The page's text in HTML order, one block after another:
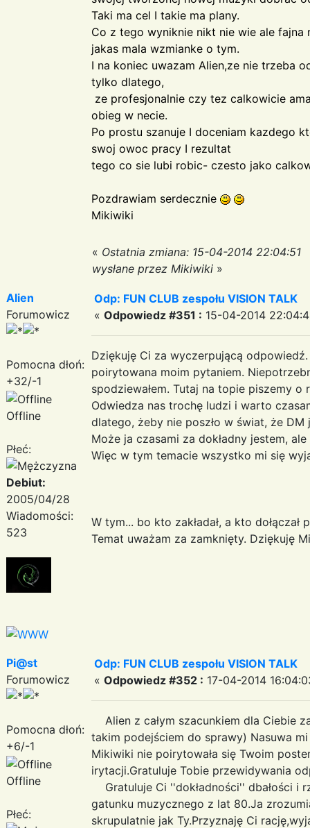
Taki ma cel I takie ma plany.
Co z tego wyniknie nikt nie wie ale
jakas mala wzmianke o tym.
I na koniec uwazam Alien,ze nie trzeba
tylko dlatego,
ze profesjonalnie czy tez calkowicie
obieg w necie.
Po prostu szanuje I doceniam kazdego
swoj owoc pracy I rezultat
tego co sie lubi robic- czesto jako
Pozdrawiam serdecznie
Mikiwiki
« Ostatnia zmiana: 15-04-2014 22:04:51
wysłane przez Mikiwiki »
Alien
Forumowicz
Pomocna dłoń:
+32/-1
Offline
Płeć:
Debiut:
2005/04/28
Wiadomości:
523
Odp: FUN CLUB zespołu VISION TALK
« Odpowiedz #351 : 15-04-2014
Dziękuję Ci za wyczerpującą
poirytowana moim pytaniem.
spodziewałem. Tutaj na topie piszemy
Odwiedza nas trochę ludzi i warto
dlatego, żeby nie poszło w świat, że DM
Może ja czasami za dokładny jestem,
Więc w tym temacie wszystko mi się
W tym... bo kto zakładał, a kto
Temat uważam za zamknięty. Dziękuję
Pi@st
Forumowicz
Pomocna dłoń:
+6/-1
Offline
Płeć:
Odp: FUN CLUB zespołu VISION TALK
« Odpowiedz #352 : 17-04-2014
Alien z całym szacunkiem dla Ciebie
takim podejściem do sprawy) Nasuwa
Mikiwiki nie poirytowała się Twoim
irytacji.Gratuluje Tobie przewidywania
Gratuluje Ci ''dokładności'' dbałości i
gatunku muzycznego z lat 80.Ja
skrupulatnie jak Ty.Przyznaję Ci